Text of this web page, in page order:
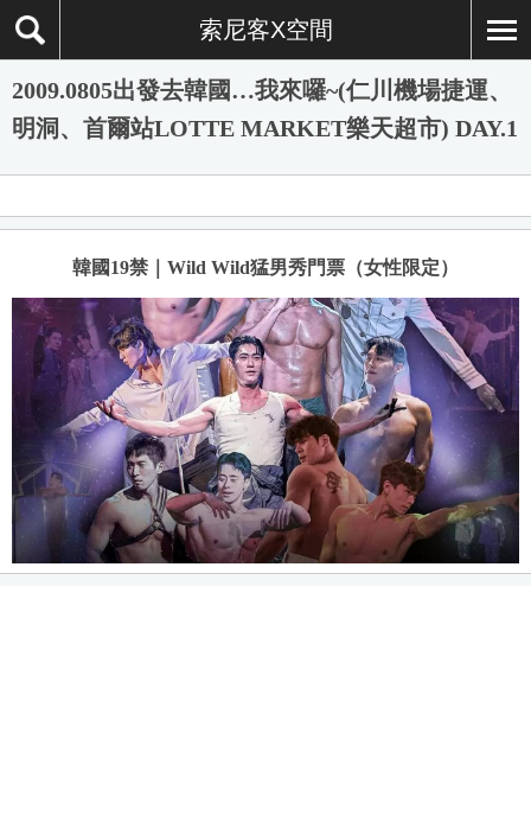
索尼客X空間
2009.0805出發去韓國…我來囉~(仁川機場捷運、
明洞、首爾站LOTTE MARKET樂天超市) DAY.1
韓國19禁｜Wild Wild猛男秀門票（女性限定）